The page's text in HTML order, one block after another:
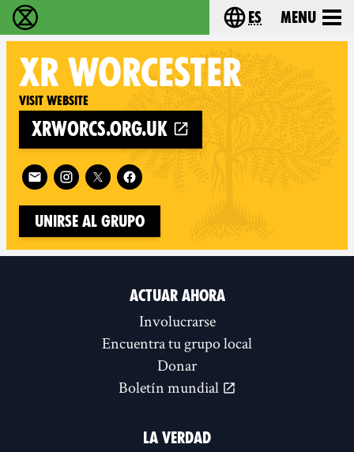
extinction rebellion - Home Choose your
es Menu
XR WORCESTER
Visit website
xrworcs.org.uk
Follow XR Worcester on
Unirse al grupo
ACTUAR AHORA
Involucrarse
Encuentra tu grupo local
Donar
Boletín mundial
LA VERDAD